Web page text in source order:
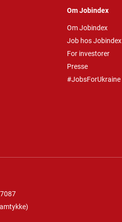
Om Jobindex
Om Jobindex
Job hos Jobindex
For investorer
Presse
#JobsForUkraine
)